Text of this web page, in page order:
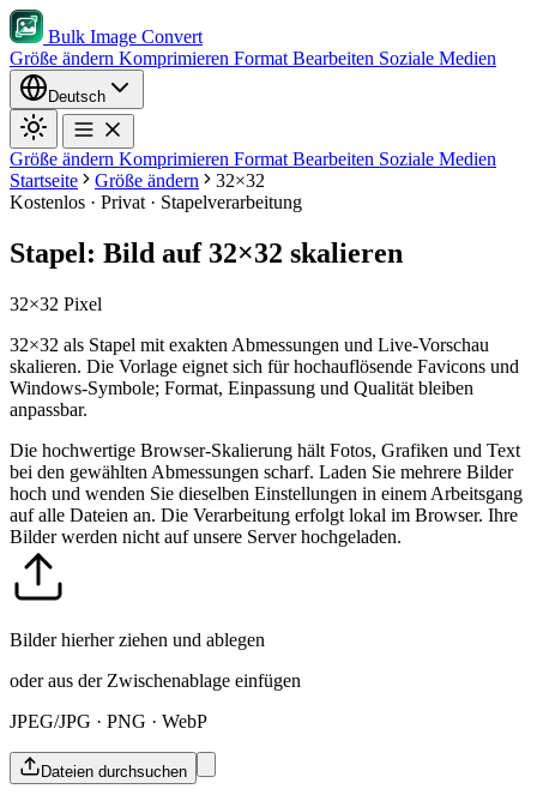
Bulk Image Convert
Größe ändern Komprimieren Format Bearbeiten Soziale Medien
Deutsch
Größe ändern Komprimieren Format Bearbeiten Soziale Medien
Startseite
Größe ändern
32×32
Kostenlos · Privat · Stapelverarbeitung
Stapel: Bild auf 32×32 skalieren
32×32 Pixel
32×32 als Stapel mit exakten Abmessungen und Live-Vorschau
skalieren. Die Vorlage eignet sich für hochauflösende Favicons und
Windows-Symbole; Format, Einpassung und Qualität bleiben
anpassbar.
Die hochwertige Browser-Skalierung hält Fotos, Grafiken und Text
bei den gewählten Abmessungen scharf. Laden Sie mehrere Bilder
hoch und wenden Sie dieselben Einstellungen in einem Arbeitsgang
auf alle Dateien an. Die Verarbeitung erfolgt lokal im Browser. Ihre
Bilder werden nicht auf unsere Server hochgeladen.
Bilder hierher ziehen und ablegen
oder aus der Zwischenablage einfügen
JPEG/JPG · PNG · WebP
Dateien durchsuchen